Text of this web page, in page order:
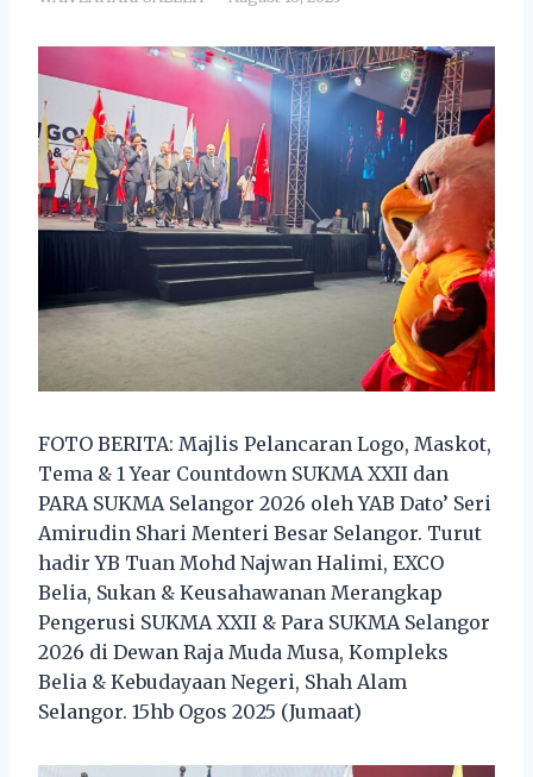
FOTO BERITA: Majlis Pelancaran Logo, Maskot,
Tema & 1 Year Countdown SUKMA XXII dan
PARA SUKMA Selangor 2026 oleh YAB Dato’ Seri
Amirudin Shari Menteri Besar Selangor. Turut
hadir YB Tuan Mohd Najwan Halimi, EXCO
Belia, Sukan & Keusahawanan Merangkap
Pengerusi SUKMA XXII & Para SUKMA Selangor
2026 di Dewan Raja Muda Musa, Kompleks
Belia & Kebudayaan Negeri, Shah Alam
Selangor. 15hb Ogos 2025 (Jumaat)